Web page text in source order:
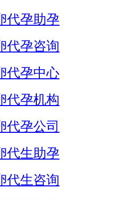
代孕助孕
代孕咨询
代孕中心
代孕机构
代孕公司
代生助孕
代生咨询